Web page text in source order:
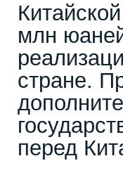
млн
стране.
перед